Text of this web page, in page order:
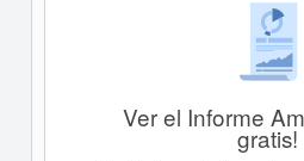
Ver el Informe
gratis!